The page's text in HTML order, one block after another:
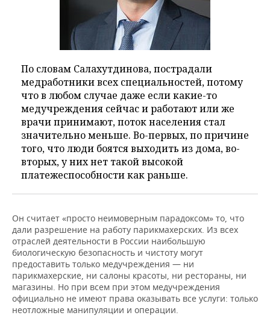
По словам Салахутдинова, пострадали
медработники всех специальностей, потому
что в любом случае даже если какие-то
медучреждения сейчас и работают или же
врачи принимают, поток населения стал
значительно меньше. Во-первых, по причине
того, что люди боятся выходить из дома, во-
вторых, у них нет такой высокой
платежеспособности как раньше.
Он считает «просто неимоверным парадоксом» то, что
дали разрешение на работу парикмахерских. Из всех
отраслей деятельности в России наибольшую
биологическую безопасность и чистоту могут
предоставить только медучреждения — ни
парикмахерские, ни салоны красоты, ни рестораны, ни
магазины. Но при всем при этом медучреждения
официально не имеют права оказывать все услуги: только
неотложные манипуляции и операции.